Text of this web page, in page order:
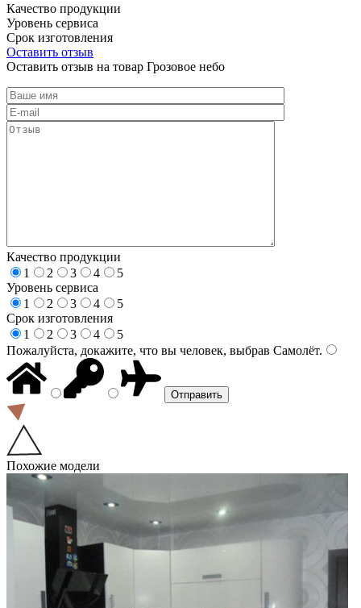
Качество продукции
Уровень сервиса
Срок изготовления
Оставить отзыв
Оставить отзыв на товар Грозовое небо
Качество продукции
1
2 3 4
5
Уровень сервиса
1
2 3 4
5
Срок изготовления
1
2 3 4
5
Пожалуйста, докажите, что вы человек, выбрав Самолёт.
Похожие модели